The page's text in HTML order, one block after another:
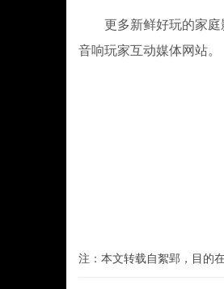
更多新鲜好玩的家庭
音响玩家互动媒体网站。
注：本文转载自絮郢，目的